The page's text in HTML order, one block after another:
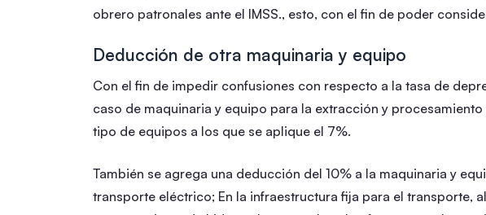
obrero patronales ante el IMSS., esto, con el fin de poder
Deducción de otra maquinaria y equipo
Con el fin de impedir confusiones con respecto a la tasa de
caso de maquinaria y equipo para la extracción y
tipo de equipos a los que se aplique el 7%.
También se agrega una deducción del 10% a la maquinaria y
transporte eléctrico; En la infraestructura fija para el transporte,